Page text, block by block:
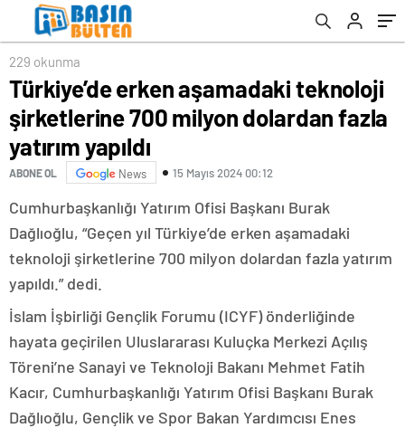
yatırım yapıldı
229 okunma
Türkiye’de erken aşamadaki teknoloji
şirketlerine 700 milyon dolardan fazla
yatırım yapıldı
ABONE OL News 15 Mayıs 2024 00:12
Cumhurbaşkanlığı Yatırım Ofisi Başkanı Burak
Dağlıoğlu, “Geçen yıl Türkiye’de erken aşamadaki
teknoloji şirketlerine 700 milyon dolardan fazla yatırım
yapıldı.” dedi.
İslam İşbirliği Gençlik Forumu (ICYF) önderliğinde
hayata geçirilen Uluslararası Kuluçka Merkezi Açılış
Töreni’ne Sanayi ve Teknoloji Bakanı Mehmet Fatih
Kacır, Cumhurbaşkanlığı Yatırım Ofisi Başkanı Burak
Dağlıoğlu, Gençlik ve Spor Bakan Yardımcısı Enes